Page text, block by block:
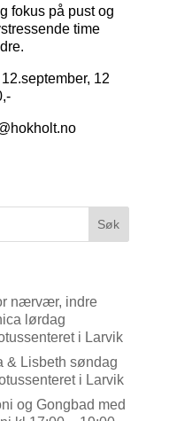
fokus på pust og
time
12
nærvær, indre
lørdag
i Larvik
& Lisbeth søndag
i Larvik
og Gongbad med